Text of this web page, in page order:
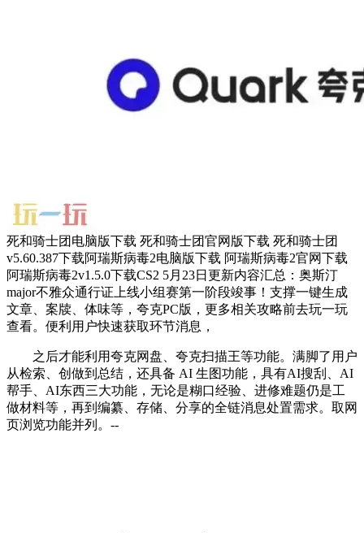
死和骑士团电脑版下载 死和骑士团官网版下载 死和骑士团
v5.60.387下载阿瑞斯病毒2电脑版下载 阿瑞斯病毒2官网下载
阿瑞斯病毒2v1.5.0下载CS2 5月23日更新内容汇总：奥斯汀
major不雅众通行证上线小组赛第一阶段竣事！支撑一键生成
文章、案牍、体味等，夸克PC版，更多相关攻略前去玩一玩
查看。便利用户快速获取环节消息，
之后才能利用夸克网盘、夸克扫描王等功能。满脚了用户
从检索、创做到总结，还具备 AI 生图功能，具有AI搜刮、AI
帮手、AI东西三大功能，无论是糊口经验、进修难题仍是工
做材料等，再到编纂、存储、分享的全链消息处置需求。取网
页浏览功能并列。--